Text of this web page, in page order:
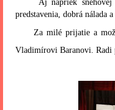
Aj napriek snehovej
predstavenia, dobrá nálada
Za milé prijatie a
Vladimírovi Baranovi. Radi